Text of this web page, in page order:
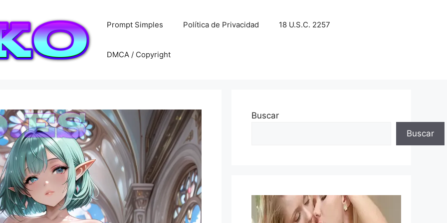
Prompt Simples Política de Privacidad 18 U.S.C. 2257
DMCA / Copyright
Buscar
Buscar